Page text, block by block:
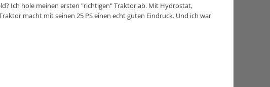
Ich hole meinen ersten "richtigen" Traktor ab. Mit Hydrostat,
macht mit seinen 25 PS einen echt guten Eindruck. Und ich war